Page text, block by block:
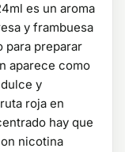
es un aroma
y frambuesa
para preparar
aparece como
y
roja en
hay que
nicotina